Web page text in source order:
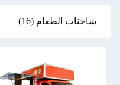
شاحنات الطعام (16)